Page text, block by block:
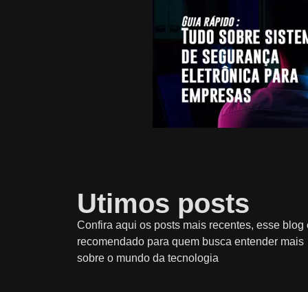
Utimos posts
Confira aqui os posts mais recentes, esse blog
recomendado para quem busca entender mais
sobre o mundo da tecnologia